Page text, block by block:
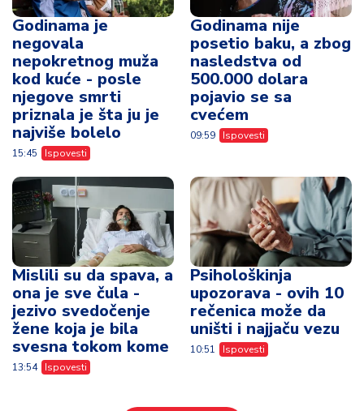
Godinama je
negovala
nepokretnog muža
kod kuće - posle
njegove smrti
priznala je šta ju je
najviše bolelo
15:45 Ispovesti
Godinama nije
posetio baku, a zbog
nasledstva od
500.000 dolara
pojavio se sa
cvećem
09:59 Ispovesti
Mislili su da spava, a
ona je sve čula -
jezivo svedočenje
žene koja je bila
svesna tokom kome
13:54 Ispovesti
Psihološkinja
upozorava - ovih 10
rečenica može da
uništi i najjaču vezu
10:51 Ispovesti